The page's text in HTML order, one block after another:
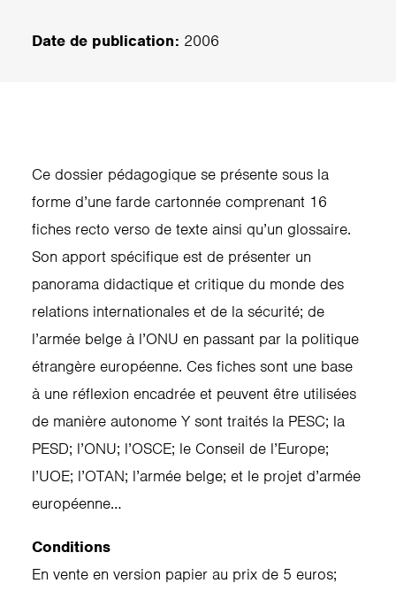
Date de publication: 2006
Ce dossier pédagogique se présente sous la
forme d’une farde cartonnée comprenant 16
fiches recto verso de texte ainsi qu’un glossaire.
Son apport spécifique est de présenter un
panorama didactique et critique du monde des
relations internationales et de la sécurité; de
l’armée belge à l’ONU en passant par la politique
étrangère européenne. Ces fiches sont une base
à une réflexion encadrée et peuvent être utilisées
de manière autonome Y sont traités la PESC; la
PESD; l’ONU; l’OSCE; le Conseil de l’Europe;
l’UOE; l’OTAN; l’armée belge; et le projet d’armée
européenne…
Conditions
En vente en version papier au prix de 5 euros;